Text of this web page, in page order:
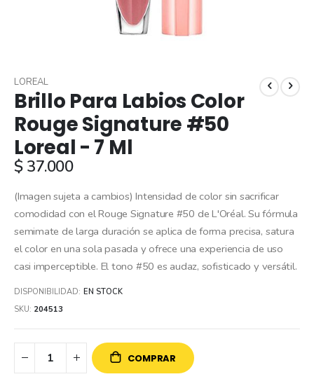
to
the
beginning
of
the
images
gallery
Brillo Para Labios Color
Rouge Signature #50
Loreal - 7 Ml
LOREAL
$ 37.000
(Imagen sujeta a cambios) Intensidad de color sin sacrificar
comodidad con el Rouge Signature #50 de L'Oréal. Su fórmula
semimate de larga duración se aplica de forma precisa, satura
el color en una sola pasada y ofrece una experiencia de uso
casi imperceptible. El tono #50 es audaz, sofisticado y versátil.
DISPONIBILIDAD: EN STOCK
SKU 204513
COMPRAR